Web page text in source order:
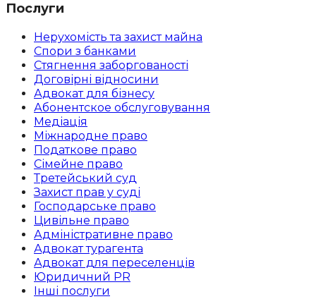
Послуги
Нерухомість та захист майна
Спори з банками
Стягнення заборгованості
Договірні відносини
Адвокат для бізнесу
Абoнентское обслуговування
Медіація
Міжнародне право
Податкове право
Сімейне право
Третейський суд
Захист прав у суді
Господарське право
Цивільне право
Адміністративне право
Адвокат турагента
Адвокат для переселенців
Юридичний PR
Інші послуги